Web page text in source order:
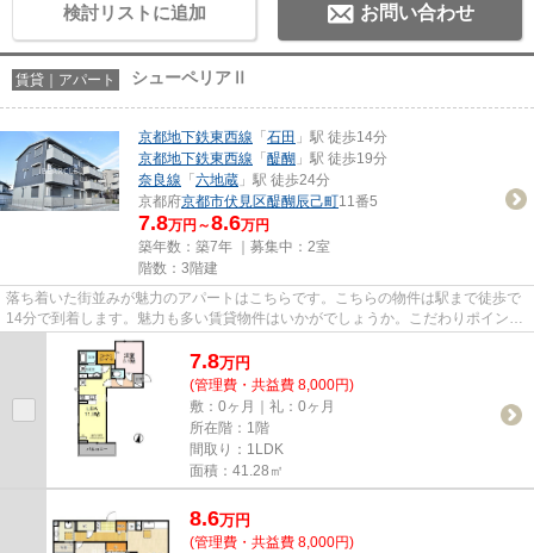
検討リストに追加 お問い合わせ
賃貸｜アパート シューペリアⅡ
京都地下鉄東西線 「 石田 」駅 徒歩14分
京都地下鉄東西線 「 醍醐 」駅 徒歩19分
奈良線 「 六地蔵 」駅 徒歩24分
京都府京都市伏見区醍醐辰己町11番5
7.8万円～8.6万円
築年数：築7年 ｜募集中： 2室
階数：3階建
落ち着いた街並みが魅力のアパートはこちらです。こちらの物件は駅まで徒歩で
14分で到着します。魅力も多い賃貸物件はいかがでしょうか。こだわりポイント
満載のシューペリアⅡ。ベアク...
7.8万円
(管理費・共益費 8,000円)
敷：0ヶ月｜礼：0ヶ月
所在階：1階
間取り：1LDK
面積：41.28㎡
8.6万円
(管理費・共益費 8,000円)